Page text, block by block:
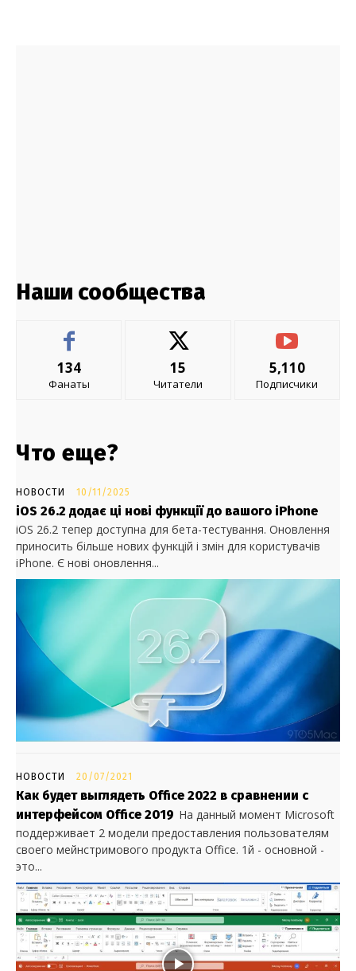
Наши сообщества
134
Фанаты
15
Читатели
5,110
Подписчики
Что еще?
НОВОСТИ 10/11/2025
iOS 26.2 додає ці нові функції до вашого iPhone
iOS 26.2 тепер доступна для бета-тестування. Оновлення
приносить більше нових функцій і змін для користувачів
iPhone. Є нові оновлення...
НОВОСТИ 20/07/2021
Как будет выглядеть Office 2022 в сравнении с
интерфейсом Office 2019 На данный момент Microsoft
поддерживает 2 модели предоставления пользователям
своего мейнстримового продукта Office. 1й - основной -
это...